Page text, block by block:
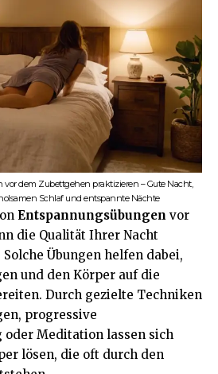
dem Zubettgehen praktizieren – Gute Nacht,
Schlaf und entspannte Nächte
Entspannungsübungen vor
die Qualität Ihrer Nacht
Übungen helfen dabei,
und den Körper auf die
Durch gezielte Techniken
progressive
oder Meditation lassen sich
lösen, die oft durch den